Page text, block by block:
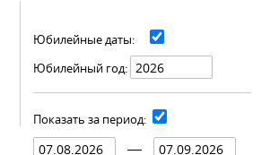
Юбилейные даты:
Юбилейный год:
Показать за период: